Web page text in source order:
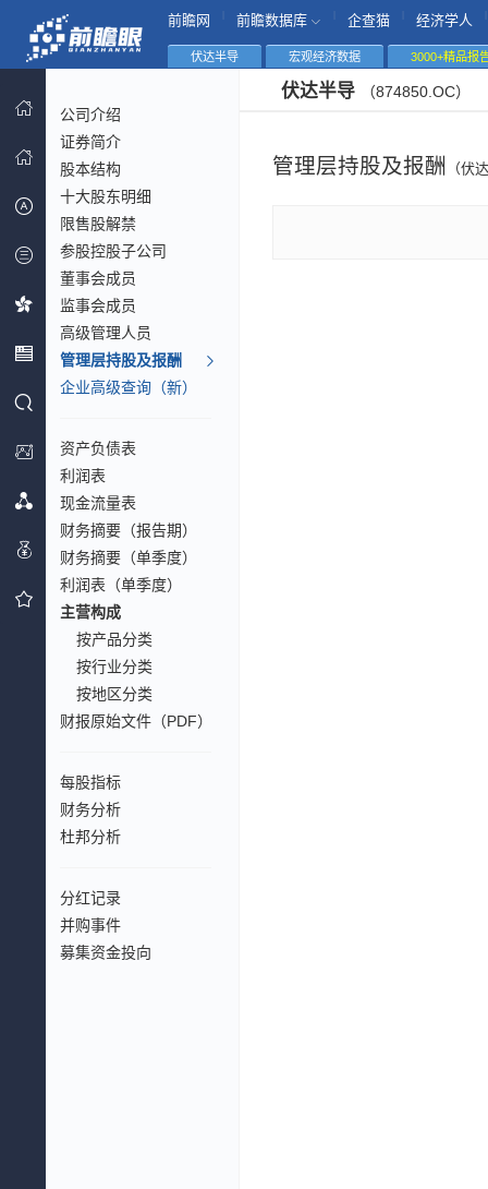
前瞻网 前瞻数据库 企查猫 经济学人
伏达半导 宏观经济数据 3000+精品报
公司介绍
证券简介
股本结构
十大股东明细
限售股解禁
参股控股子公司
董事会成员
监事会成员
高级管理人员
管理层持股及报酬
企业高级查询（新）
资产负债表
利润表
现金流量表
财务摘要（报告期）
财务摘要（单季度）
利润表（单季度）
主营构成
按产品分类
按行业分类
按地区分类
财报原始文件（PDF）
每股指标
财务分析
杜邦分析
分红记录
并购事件
募集资金投向
伏达半导 （874850.OC）
管理层持股及报酬 （伏